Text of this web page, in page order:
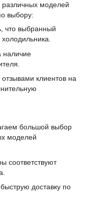
различных моделей
выбору:
что выбранный
наличие
клиентов на
большой выбор
моделей
соответствуют
доставку по